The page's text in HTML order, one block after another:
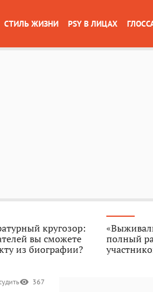
СТИЛЬ ЖИЗНИ PSY В ЛИЦАХ
кругозор:
вы сможете
из биографии?
полный
367